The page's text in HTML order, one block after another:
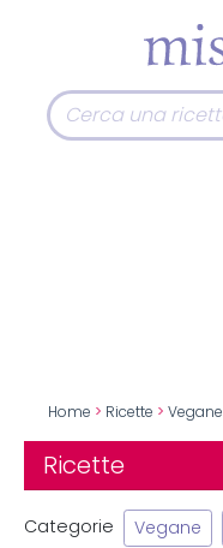
Home > Ricette > Vegane
Ricette
Categorie Vegane